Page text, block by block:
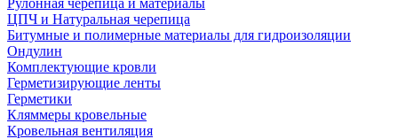
Рулонная черепица и материалы
ЦПЧ и Натуральная черепица
Битумные и полимерные материалы для гидроизоляции
Ондулин
Комплектующие кровли
Герметизирующие ленты
Герметики
Кляммеры кровельные
Кровельная вентиляция